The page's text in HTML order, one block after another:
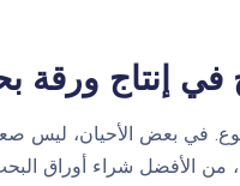
في إنتاج ورقة
في بعض الأحيان، ليس
من الأفضل شراء أوراق